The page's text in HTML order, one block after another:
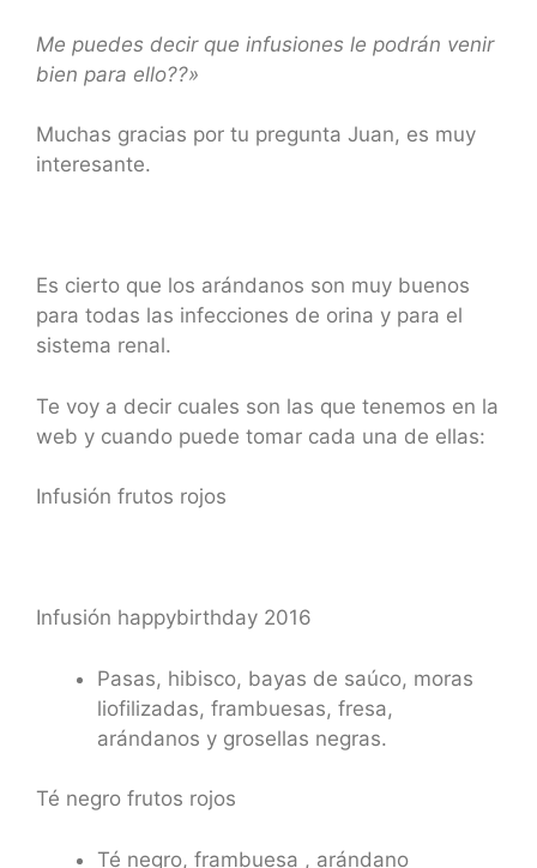
Me puedes decir que infusiones le podrán venir
bien para ello??»
Muchas gracias por tu pregunta Juan, es muy
interesante.
Es cierto que los arándanos son muy buenos
para todas las infecciones de orina y para el
sistema renal.
Te voy a decir cuales son las que tenemos en la
web y cuando puede tomar cada una de ellas:
Infusión frutos rojos
Infusión happybirthday 2016
Pasas, hibisco, bayas de saúco, moras
liofilizadas, frambuesas, fresa,
arándanos y grosellas negras.
Té negro frutos rojos
Té negro, frambuesa , arándano